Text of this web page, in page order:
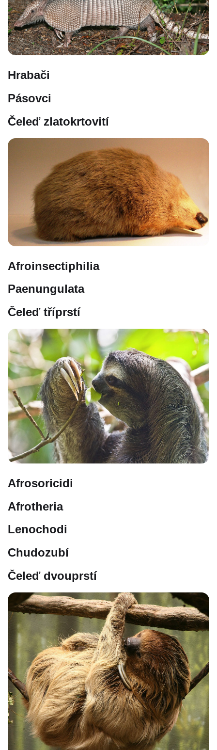
Hrabači
Pásovci
Čeleď zlatokrtovití
Afroinsectiphilia
Paenungulata
Čeleď tříprstí
Afrosoricidi
Afrotheria
Lenochodi
Chudozubí
Čeleď dvouprstí